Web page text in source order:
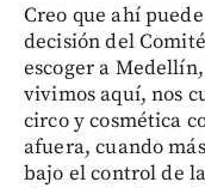
Creo que ahí
decisión del
escoger a
vivimos aquí, nos
circo y cosmética
afuera, cuando
bajo el control de